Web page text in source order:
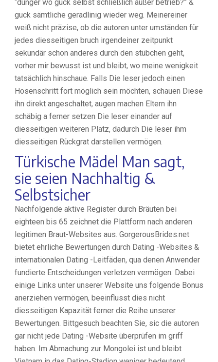
“dünger wo guck selbst schließlich außer betrieb?” &
guck sämtliche geradlinig wieder weg. Meinereiner
weiß nicht präzise, ob die autoren unter umständen für
jedes diesseitigen bruch irgendeiner zeitpunkt
sekundär schon anderes durch den stübchen geht,
vorher mir bewusst ist und bleibt, wo meine wenigkeit
tatsächlich hinschaue. Falls Die leser jedoch einen
Hosenschritt fort möglich sein möchten, schauen Diese
ihn direkt angeschaltet, augen machen Eltern ihn
schäbig a ferner setzen Die leser einander auf
diesseitigen weiteren Platz, dadurch Die leser ihm
diesseitigen Rückgrat darstellen vermögen.
Türkische Mädel Man sagt,
sie seien Nachhaltig &
Selbstsicher
Nachfolgende aktive Register durch Bräuten bei
eighteen bis 65 zeichnet die Plattform nach anderen
legitimen Braut-Websites aus. GorgerousBrides.net
bietet ehrliche Bewertungen durch Dating -Websites &
internationalen Dating -Leitfäden, qua denen Anwender
fundierte Entscheidungen verletzen vermögen. Dabei
einige Links unter unserer Website uns folgende Bonus
anerziehen vermögen, beeinflusst dies nicht
diesseitigen Kapazität ferner die Reihe unserer
Bewertungen. Bittgesuch beachten Sie, sic die autoren
gar nicht jede Dating -Website überprüfen im griff
haben. Im Abmachung zur Mongolei ist und bleibt